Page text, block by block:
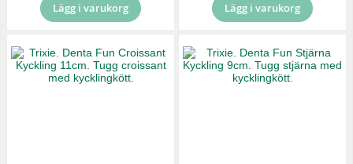
Lägg i varukorg Lägg i varukorg